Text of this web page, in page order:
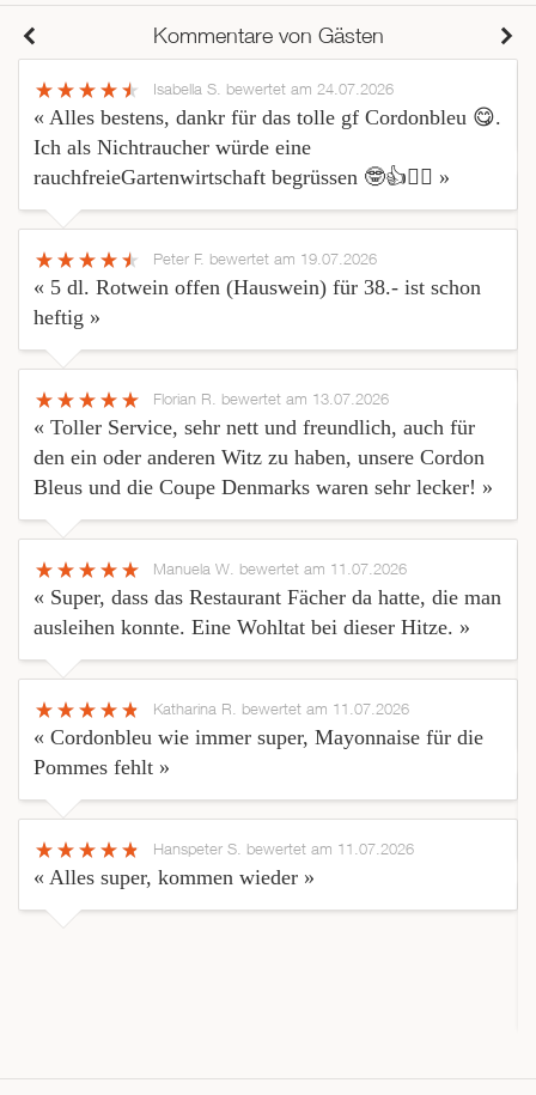
Kommentare von Gästen
Isabella S. bewertet am 24.07.2026
« Alles bestens, dankr für das tolle gf Cordonbleu 😋.
Ich als Nichtraucher würde eine
rauchfreieGartenwirtschaft begrüssen 🤓👍🙋‍♀️ »
Peter F. bewertet am 19.07.2026
« 5 dl. Rotwein offen (Hauswein) für 38.- ist schon
heftig »
Florian R. bewertet am 13.07.2026
« Toller Service, sehr nett und freundlich, auch für
den ein oder anderen Witz zu haben, unsere Cordon
Bleus und die Coupe Denmarks waren sehr lecker! »
Manuela W. bewertet am 11.07.2026
« Super, dass das Restaurant Fächer da hatte, die man
ausleihen konnte. Eine Wohltat bei dieser Hitze. »
Katharina R. bewertet am 11.07.2026
« Cordonbleu wie immer super, Mayonnaise für die
Pommes fehlt »
Hanspeter S. bewertet am 11.07.2026
« Alles super, kommen wieder »